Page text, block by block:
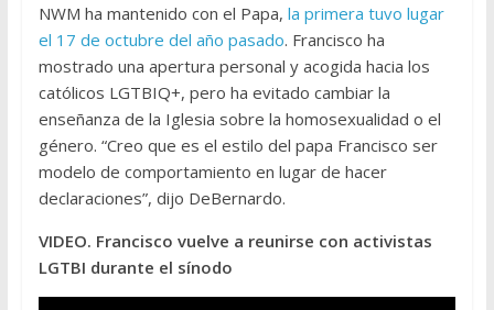
NWM ha mantenido con el Papa, la primera tuvo lugar
el 17 de octubre del año pasado. Francisco ha
mostrado una apertura personal y acogida hacia los
católicos LGTBIQ+, pero ha evitado cambiar la
enseñanza de la Iglesia sobre la homosexualidad o el
género. “Creo que es el estilo del papa Francisco ser
modelo de comportamiento en lugar de hacer
declaraciones”, dijo DeBernardo.
VIDEO. Francisco vuelve a reunirse con activistas
LGTBI durante el sínodo